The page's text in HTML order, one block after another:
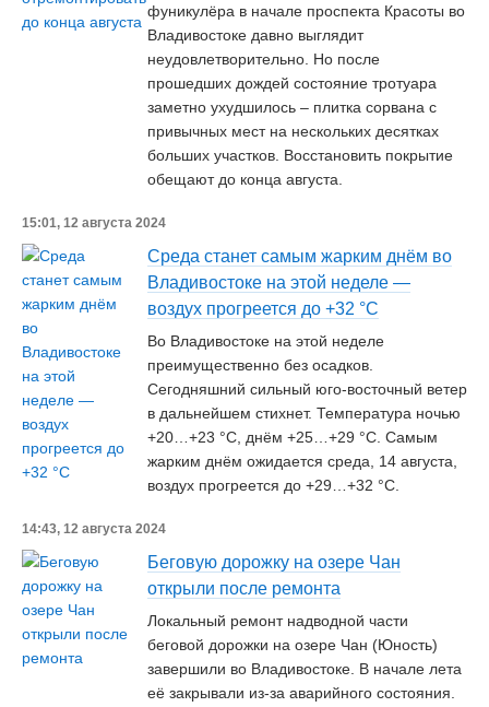
фуникулёра в начале проспекта Красоты во
Владивостоке давно выглядит
неудовлетворительно. Но после
прошедших дождей состояние тротуара
заметно ухудшилось – плитка сорвана с
привычных мест на нескольких десятках
больших участков. Восстановить покрытие
обещают до конца августа.
15:01, 12 августа 2024
Среда станет самым жарким днём во
Владивостоке на этой неделе —
воздух прогреется до +32 °С
Во Владивостоке на этой неделе
преимущественно без осадков.
Сегодняшний сильный юго-восточный ветер
в дальнейшем стихнет. Температура ночью
+20…+23 °С, днём +25…+29 °С. Самым
жарким днём ожидается среда, 14 августа,
воздух прогреется до +29…+32 °С.
14:43, 12 августа 2024
Беговую дорожку на озере Чан
открыли после ремонта
Локальный ремонт надводной части
беговой дорожки на озере Чан (Юность)
завершили во Владивостоке. В начале лета
её закрывали из-за аварийного состояния.